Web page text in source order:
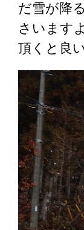
だ雪が降
さいます
頂くと良